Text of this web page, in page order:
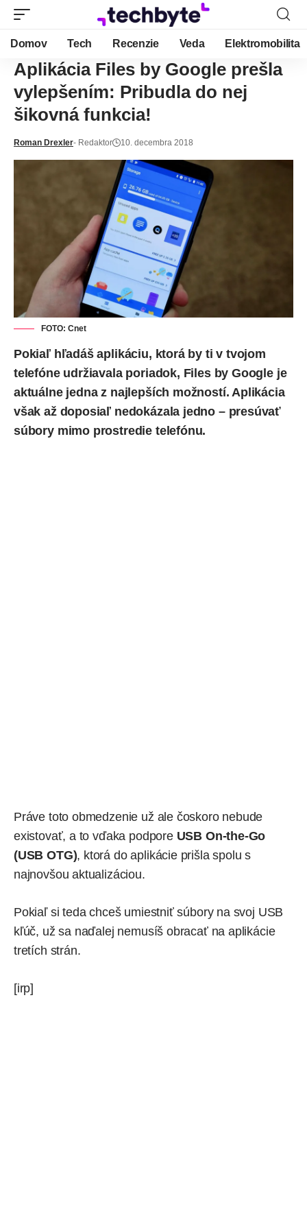
Domov Tech Recenzie Veda Elektromobilita
Aplikácia Files by Google prešla
vylepšením: Pribudla do nej
šikovná funkcia!
Roman Drexler- Redaktor 10. decembra 2018
FOTO: Cnet
Pokiaľ hľadáš aplikáciu, ktorá by ti v tvojom
telefóne udržiavala poriadok, Files by Googleje
aktuálne jedna z najlepších možností. Aplikácia
však až doposiaľ nedokázala jedno – presúvať
súbory mimo prostredie telefónu.
Práve toto obmedzenie už ale čoskoro nebude
existovať, a to vďaka podpore USB On-the-Go
(USB OTG), ktorá do aplikácie prišla spolu s
najnovšou aktualizáciou.
Pokiaľ si teda chceš umiestniť súbory na svoj USB
kľúč, už sa naďalej nemusíš obracať na aplikácie
tretích strán.
[irp]